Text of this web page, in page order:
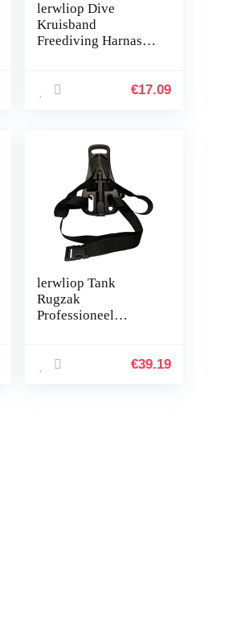
lerwliop Dive
Kruisband
Freediving Harnas
Professionele
€17.09
lerwliop Tank
Rugzak
Professioneel
Tanks Bord Zuurstof
€39.19